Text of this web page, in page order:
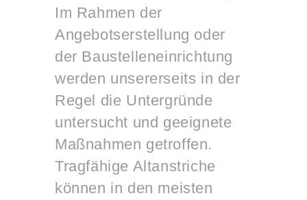
Im Rahmen der
Angebotserstellung oder
der Baustelleneinrichtung
werden unsererseits in der
Regel die Untergründe
untersucht und geeignete
Maßnahmen getroffen.
Tragfähige Altanstriche
können in den meisten